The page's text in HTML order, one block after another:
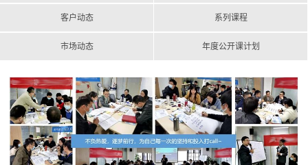
客户动态 系列课程
市场动态 年度公开课计划